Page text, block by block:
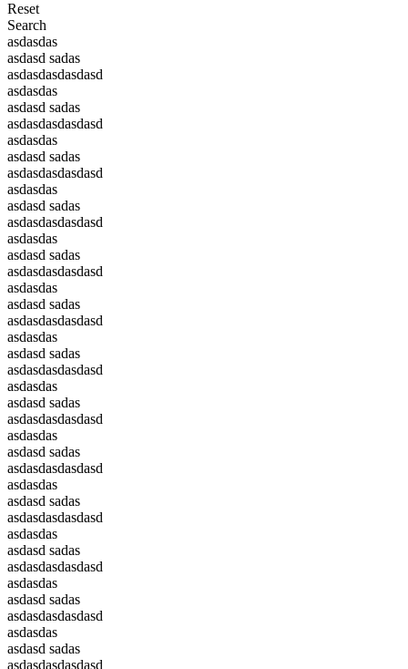
Reset
Search
asdasdas
asdasd sadas
asdasdasdasdasd
asdasdas
asdasd sadas
asdasdasdasdasd
asdasdas
asdasd sadas
asdasdasdasdasd
asdasdas
asdasd sadas
asdasdasdasdasd
asdasdas
asdasd sadas
asdasdasdasdasd
asdasdas
asdasd sadas
asdasdasdasdasd
asdasdas
asdasd sadas
asdasdasdasdasd
asdasdas
asdasd sadas
asdasdasdasdasd
asdasdas
asdasd sadas
asdasdasdasdasd
asdasdas
asdasd sadas
asdasdasdasdasd
asdasdas
asdasd sadas
asdasdasdasdasd
asdasdas
asdasd sadas
asdasdasdasdasd
asdasdas
asdasd sadas
asdasdasdasdasd